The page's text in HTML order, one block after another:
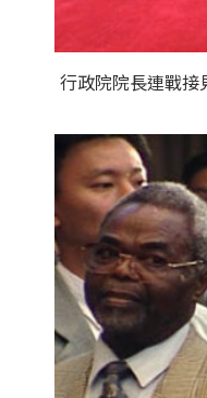
行政院院長連戰接